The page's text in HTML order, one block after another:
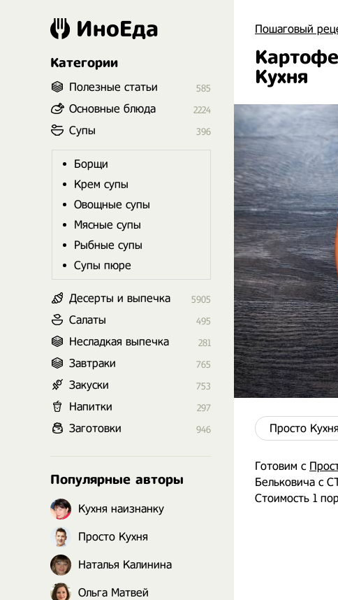
Пошаговый
Кухня
Просто Кухня
Готовим с
Бельковича с
Стоимость 1
ИноЕда
Категории
Полезные статьи 585
Основные блюда 2224
Супы 396
Борщи
Крем супы
Овощные супы
Мясные супы
Рыбные супы
Супы пюре
Десерты и выпечка 5905
Салаты 495
Несладкая выпечка 281
Завтраки 765
Закуски 753
Напитки 297
Заготовки 946
Популярные авторы
Кухня наизнанку
Просто Кухня
Наталья Калинина
Ольга Матвей